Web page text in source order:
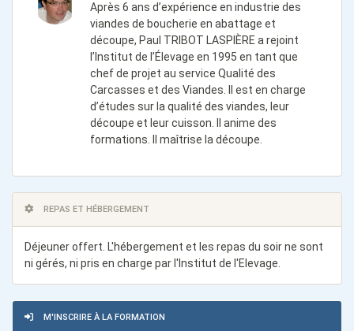
Après 6 ans d’expérience en industrie des
viandes de boucherie en abattage et
découpe, Paul TRIBOT LASPIÈRE a rejoint
l’Institut de l’Élevage en 1995 en tant que
chef de projet au service Qualité des
Carcasses et des Viandes. Il est en charge
d’études sur la qualité des viandes, leur
découpe et leur cuisson. Il anime des
formations. Il maîtrise la découpe.
REPAS ET HÉBERGEMENT
Déjeuner offert. L'hébergement et les repas du soir ne sont
ni gérés, ni pris en charge par l'Institut de l'Elevage.
M'INSCRIRE À LA FORMATION